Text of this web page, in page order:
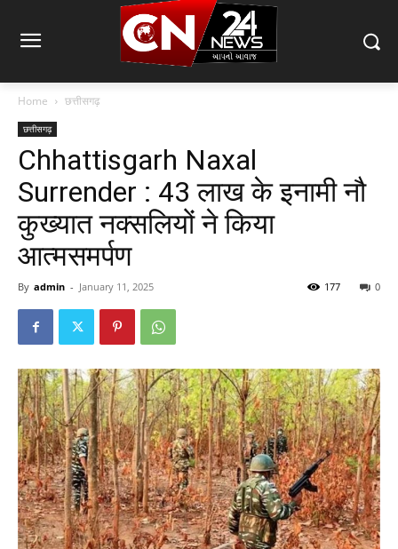
Home छत्तीसगढ़
छत्तीसगढ़
Chhattisgarh Naxal
Surrender : 43 लाख के इनामी नौ
कुख्यात नक्सलियों ने किया
आत्मसमर्पण
By admin - January 11, 2025 0
177